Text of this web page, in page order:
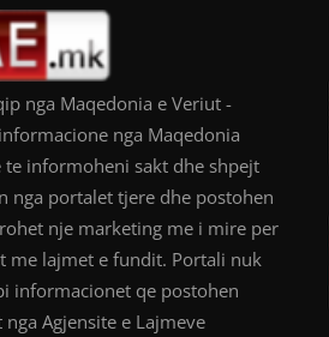
nga Maqedonia e Veriut -
nga Maqedonia
te informoheni sakt dhe shpejt
nga portalet tjere dhe postohen
nje marketing me i mire per
me lajmet e fundit. Portali nuk
informacionet qe postohen
Agjensite e Lajmeve